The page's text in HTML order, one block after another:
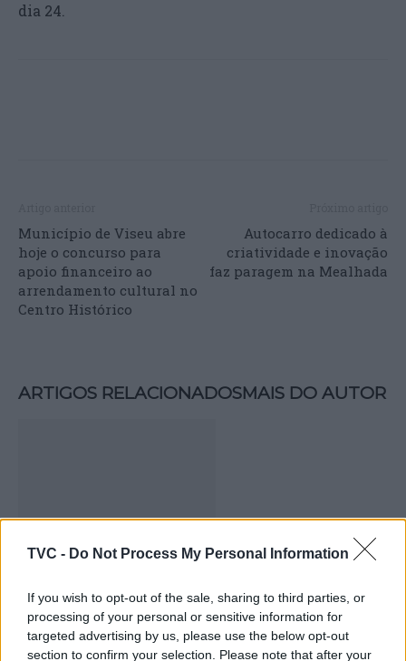
TVC - Do Not Process My Personal Information
If you wish to opt-out of the sale, sharing to third parties, or
processing of your personal or sensitive information for
targeted advertising by us, please use the below opt-out
section to confirm your selection. Please note that after your
dia 24.
Município de Viseu abre
hoje o concurso para
apoio financeiro ao
arrendamento cultural no
Centro Histórico
Autocarro dedicado à
criatividade e inovação
faz paragem na Mealhada
ARTIGOS RELACIONADOSMAIS DO AUTOR
Deputados do PSD saúdam Banda
Sinfónica da ARMAB pelo 1º lugar no
certame internacional de Valência